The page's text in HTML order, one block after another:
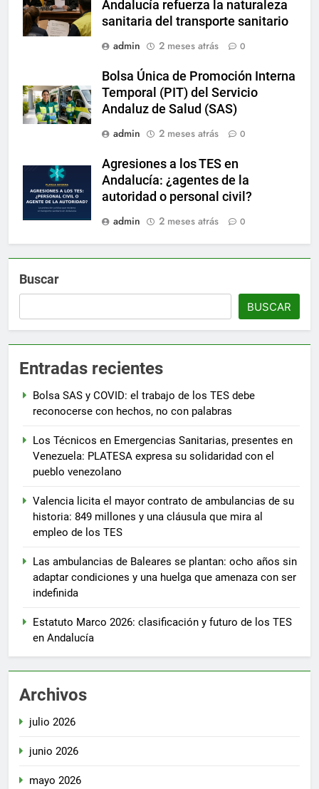
Andalucía refuerza la naturaleza
sanitaria del transporte sanitario
admin
2 meses atrás 0
Bolsa Única de Promoción Interna
Temporal (PIT) del Servicio
Andaluz de Salud (SAS)
admin
2 meses atrás 0
Agresiones a los TES en
Andalucía: ¿agentes de la
autoridad o personal civil?
admin
2 meses atrás 0
Buscar
BUSCAR
Entradas recientes
Bolsa SAS y COVID: el trabajo de los TES debe
reconocerse con hechos, no con palabras
Los Técnicos en Emergencias Sanitarias, presentes en
Venezuela: PLATESA expresa su solidaridad con el
pueblo venezolano
Valencia licita el mayor contrato de ambulancias de su
historia: 849 millones y una cláusula que mira al
empleo de los TES
Las ambulancias de Baleares se plantan: ocho años sin
adaptar condiciones y una huelga que amenaza con ser
indefinida
Estatuto Marco 2026: clasificación y futuro de los TES
en Andalucía
Archivos
julio 2026
junio 2026
mayo 2026